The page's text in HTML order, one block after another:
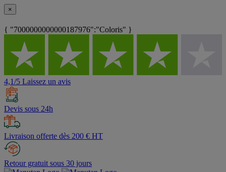
×
{ "7000000000000187976":"Coloris" }
4,1/5 Laissez un avis
Devis sous 24h
Livraison offerte dès 200 € HT
Retour gratuit sous 30 jours